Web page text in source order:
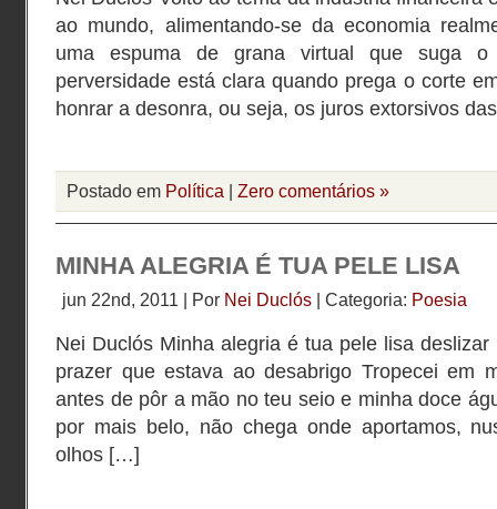
ao mundo, alimentando-se da economia
uma espuma de grana virtual que suga
perversidade está clara quando prega o corte
honrar a desonra, ou seja, os juros extorsivos
Postado em Política | Zero comentários »
MINHA ALEGRIA É TUA PELE LISA
jun 22nd, 2011 | Por Nei Duclós | Categoria: Poesia
Nei Duclós Minha alegria é tua pele lisa
prazer que estava ao desabrigo Tropecei em
antes de pôr a mão no teu seio e minha doce
por mais belo, não chega onde aportamos,
olhos […]